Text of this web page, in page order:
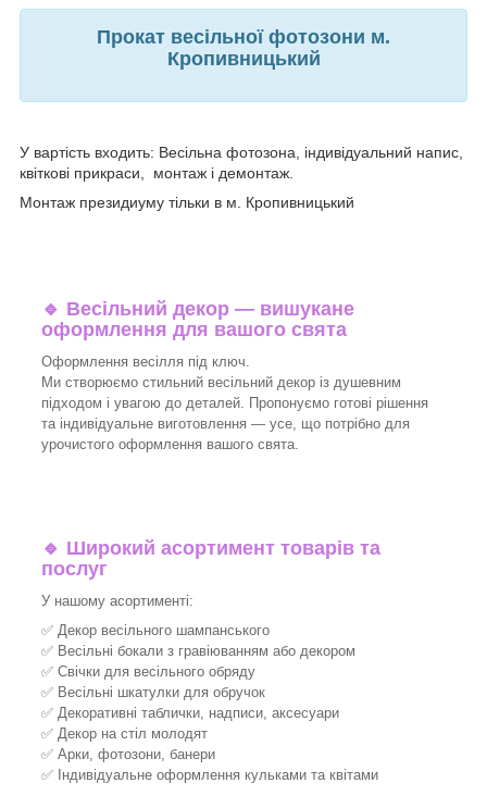
Прокат весільної фотозони м.
Кропивницький
У вартість входить: Весільна фотозона, індивідуальний напис,
квіткові прикраси, монтаж і демонтаж.
Монтаж президиуму тільки в м. Кропивницький
🔹 Весільний декор — вишукане
оформлення для вашого свята
Оформлення весілля під ключ.
Ми створюємо стильний весільний декор із душевним
підходом і увагою до деталей. Пропонуємо готові рішення
та індивідуальне виготовлення — усе, що потрібно для
урочистого оформлення вашого свята.
🔹 Широкий асортимент товарів та
послуг
У нашому асортименті:
✅ Декор весільного шампанського
✅ Весільні бокали з гравіюванням або декором
✅ Свічки для весільного обряду
✅ Весільні шкатулки для обручок
✅ Декоративні таблички, надписи, аксесуари
✅ Декор на стіл молодят
✅ Арки, фотозони, банери
✅ Індивідуальне оформлення кульками та квітами